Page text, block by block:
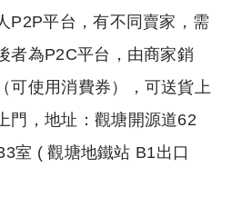
P2P平台，有不同賣家，需
者為P2C平台，由商家銷
可使用消費券），可送貨上
門，地址：觀塘開源道62
室 ( 觀塘地鐵站 B1出口